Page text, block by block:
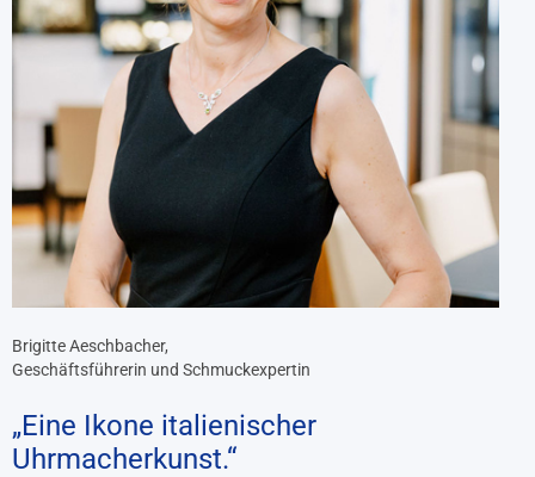
Brigitte Aeschbacher,
Geschäftsführerin und Schmuckexpertin
„Eine Ikone italienischer
Uhrmacherkunst.“